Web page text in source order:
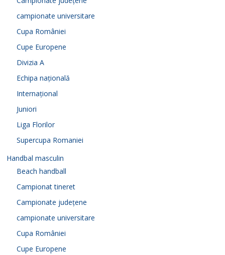
campionate universitare
Cupa României
Cupe Europene
Divizia A
Echipa națională
Internațional
Juniori
Liga Florilor
Supercupa Romaniei
Handbal masculin
Beach handball
Campionat tineret
Campionate județene
campionate universitare
Cupa României
Cupe Europene